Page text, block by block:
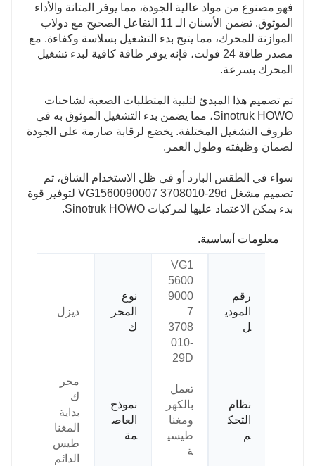
فهو مصنوع من مواد عالية الجودة، مما يوفر المتانة والأداء
الموثوق. تضمن الأسنان الـ 11 التفاعل الصحيح مع دولاب
الموازنة للمحرك، مما يتيح بدء التشغيل بسلاسة وكفاءة. مع
مصدر طاقة 24 فولت، فإنه يوفر طاقة كافية لبدء تشغيل
المحرك بسرعة.
تم تصميم هذا المبدئ لتلبية المتطلبات الصعبة لشاحنات
Sinotruk HOWO، مما يضمن بدء التشغيل الموثوق به في
ظروف التشغيل المختلفة. يخضع لرقابة صارمة على الجودة
لضمان وظيفته وطول العمر.
سواء في الطقس البارد أو في ظل الاستخدام الشاق، تم
تصميم مشغل VG1560090007 3708010-29d لتوفير قوة
بدء يمكن الاعتماد عليها لمركبات Sinotruk HOWO.
معلومات أساسية.
رقم
المودي
ل
VG1
5600
9000
7
3708
010-
29D
نوع
المحر
ك
ديزل
نظام
التحك
م
تعمل
بالكهر
ومغنا
طيسي
ة
نموذج
العاص
مة
محر
ك
بداية
المغنا
طيس
الدائم